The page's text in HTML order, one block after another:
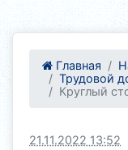
Главная
Трудовой
Круглый
21.11.2022 13:52